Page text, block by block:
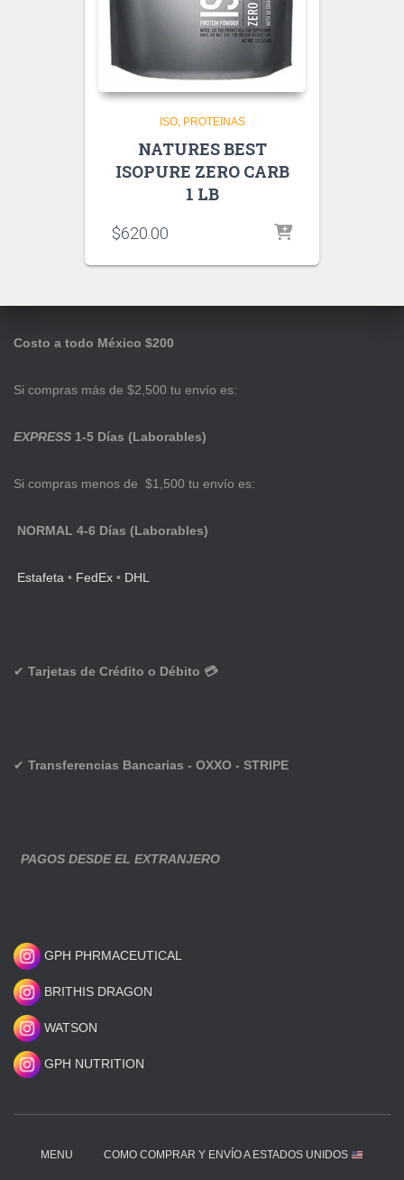
ISO PROTEINAS
NATURES BEST
ISOPURE ZERO CARB
1 LB
$620.00
Costo a todo México $200
Si compras más de $2,500 tu envío es:
EXPRESS 1-5 Días (Laborables)
Si compras menos de $1,500 tu envío es:
NORMAL 4-6 Días (Laborables)
Estafeta • FedEx • DHL
✔ Tarjetas de Crédito o Débito 💳
✔ Transferencias Bancarias - OXXO - STRIPE
PAGOS DESDE EL EXTRANJERO
GPH PHRMACEUTICAL
BRITHIS DRAGON
WATSON
GPH NUTRITION
MENU COMO COMPRAR Y ENVÍO A ESTADOS UNIDOS